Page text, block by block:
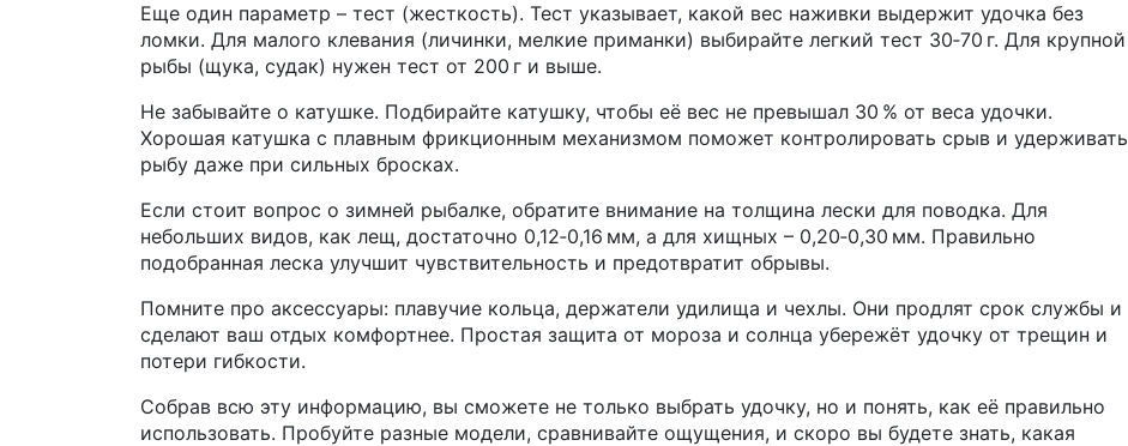
Еще один параметр – тест (жесткость). Тест указывает, какой вес наживки выдержит удочка без
ломки. Для малого клевания (личинки, мелкие приманки) выбирайте легкий тест 30‑70 г. Для крупной
рыбы (щука, судак) нужен тест от 200 г и выше.
Не забывайте о катушке. Подбирайте катушку, чтобы её вес не превышал 30 % от веса удочки.
Хорошая катушка с плавным фрикционным механизмом поможет контролировать срыв и удерживать
рыбу даже при сильных бросках.
Если стоит вопрос о зимней рыбалке, обратите внимание на толщина лески для поводка. Для
небольших видов, как лещ, достаточно 0,12‑0,16 мм, а для хищных – 0,20‑0,30 мм. Правильно
подобранная леска улучшит чувствительность и предотвратит обрывы.
Помните про аксессуары: плавучие кольца, держатели удилища и чехлы. Они продлят срок службы и
сделают ваш отдых комфортнее. Простая защита от мороза и солнца убережёт удочку от трещин и
потери гибкости.
Собрав всю эту информацию, вы сможете не только выбрать удочку, но и понять, как её правильно
использовать. Пробуйте разные модели, сравнивайте ощущения, и скоро вы будете знать, какая